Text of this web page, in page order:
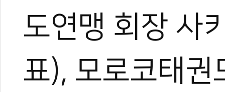
도연맹 회장 사
표), 모로코태권